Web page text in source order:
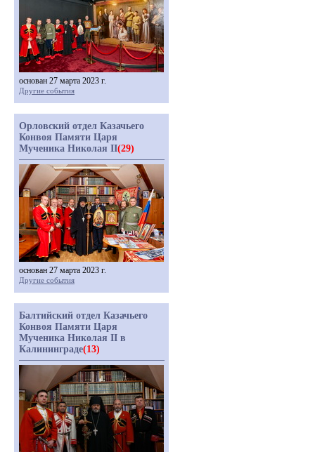
основан 27 марта 2023 г.
Другие события
Орловский отдел Казачьего
Конвоя Памяти Царя
Мученика Николая II(29)
основан 27 марта 2023 г.
Другие события
Балтийский отдел Казачьего
Конвоя Памяти Царя
Мученика Николая II в
Калининграде(13)